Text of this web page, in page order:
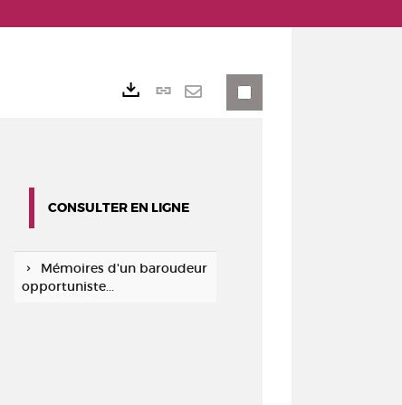
Lien
CONSULTER EN LIGNE
Mémoires d'un baroudeur
opportuniste...